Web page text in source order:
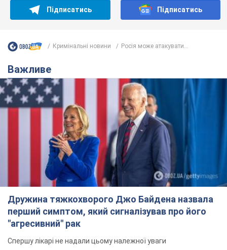
Підписатись Підписатись
Кримінальні новини Росія може атакувати...
Важливе
Дружина тяжкохворого Джо Байдена назвала
перший симптом, який сигналізував про його
"агресивний" рак
Спершу лікарі не надали цьому належної уваги